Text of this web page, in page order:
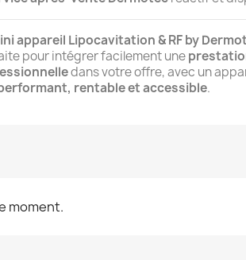
appareil Lipocavitation & RF by
pour intégrer facilement une
dans votre offre, avec un
rentable et accessible.
moment.